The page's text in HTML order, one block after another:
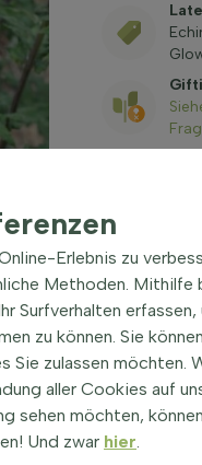
Glow'
als Banater
einen Hauch von
zeichnet sich
90 cm.
Erlebnis zu
Methoden.
Surfverhalten
zu können. Sie
Sie zulassen möchten.
aller Cookies auf
sehen möchten,
Und zwar hier.